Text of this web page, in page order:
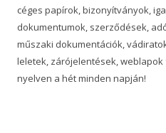
céges papírok, bizonyítványok,
dokumentumok, szerződések,
műszaki dokumentációk,
leletek, zárójelentések,
nyelven a hét minden napján!